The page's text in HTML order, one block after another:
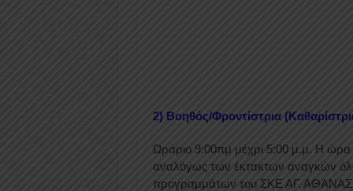
2) Βοηθός/Φροντίστρια
Ωράριο 9:00πμ μέχρι 5:00 μ.μ. Η ώρα
αναλόγως των έκτακτων αναγκών
προγραμμάτων του ΣΚΕ ΑΓ.